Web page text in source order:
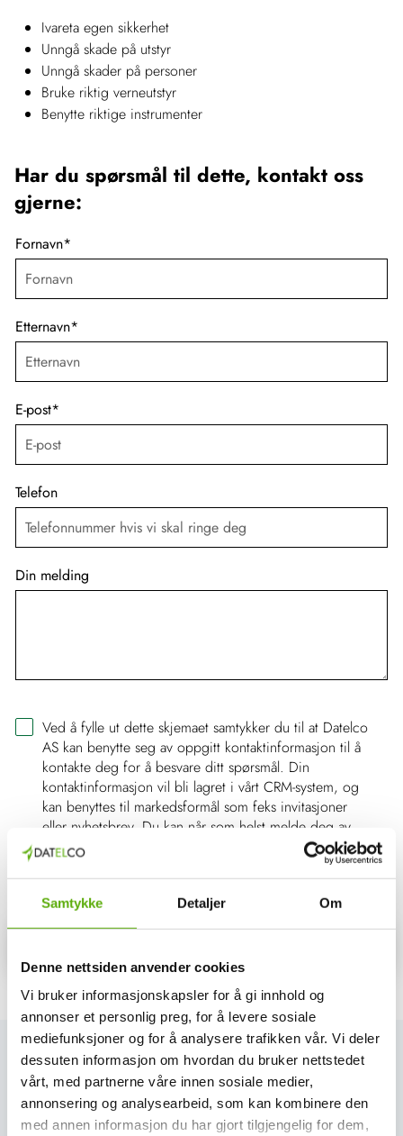
Samtykke Detaljer Om
Denne nettsiden anvender cookies
Vi bruker informasjonskapsler for å gi innhold og
annonser et personlig preg, for å levere sosiale
mediefunksjoner og for å analysere trafikken vår. Vi deler
dessuten informasjon om hvordan du bruker nettstedet
vårt, med partnerne våre innen sosiale medier,
annonsering og analysearbeid, som kan kombinere den
med annen informasjon du har gjort tilgjengelig for dem,
Ivareta egen sikkerhet
Unngå skade på utstyr
Unngå skader på personer
Bruke riktig verneutstyr
Benytte riktige instrumenter
Har du spørsmål til dette, kontakt oss
gjerne:
Fornavn*
Etternavn*
E-post*
Telefon
Din melding
Ved å fylle ut dette skjemaet samtykker du til at Datelco
AS kan benytte seg av oppgitt kontaktinformasjon til å
kontakte deg for å besvare ditt spørsmål. Din
kontaktinformasjon vil bli lagret i vårt CRM-system, og
kan benyttes til markedsformål som feks invitasjoner
eller nyhetsbrev. Du kan når som helst melde deg av.
Det vises til vår erklæring om
personvern og cookies.*
Se siste nytt her